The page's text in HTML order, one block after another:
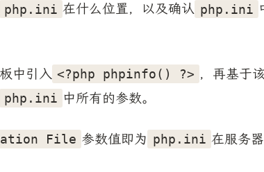
php.ini 在什么位置，以及确认 php.ini
中引入 <?php phpinfo() ?> ，再基于
php.ini 中所有的参数。
File 参数值即为 php.ini 在服务